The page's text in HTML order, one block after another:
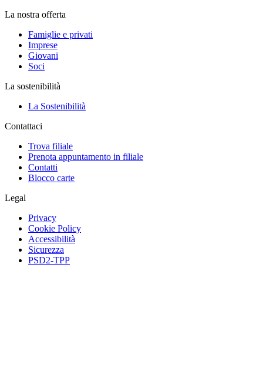
La nostra offerta
Famiglie e privati
Imprese
Giovani
Soci
La sostenibilità
La Sostenibilità
Contattaci
Trova filiale
Prenota appuntamento in filiale
Contatti
Blocco carte
Legal
Privacy
Cookie Policy
Accessibilità
Sicurezza
PSD2-TPP